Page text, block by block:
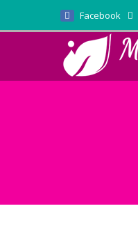
Facebook